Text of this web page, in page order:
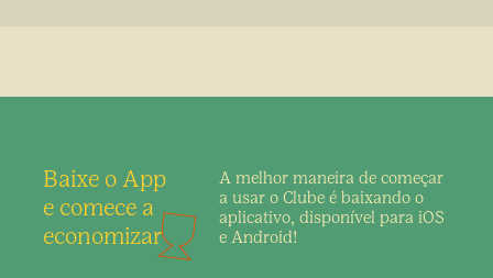
Baixe o App
e comece a
economizar
A melhor maneira de começar
a usar o Clube é baixando o
aplicativo, disponível para iOS
e Android!